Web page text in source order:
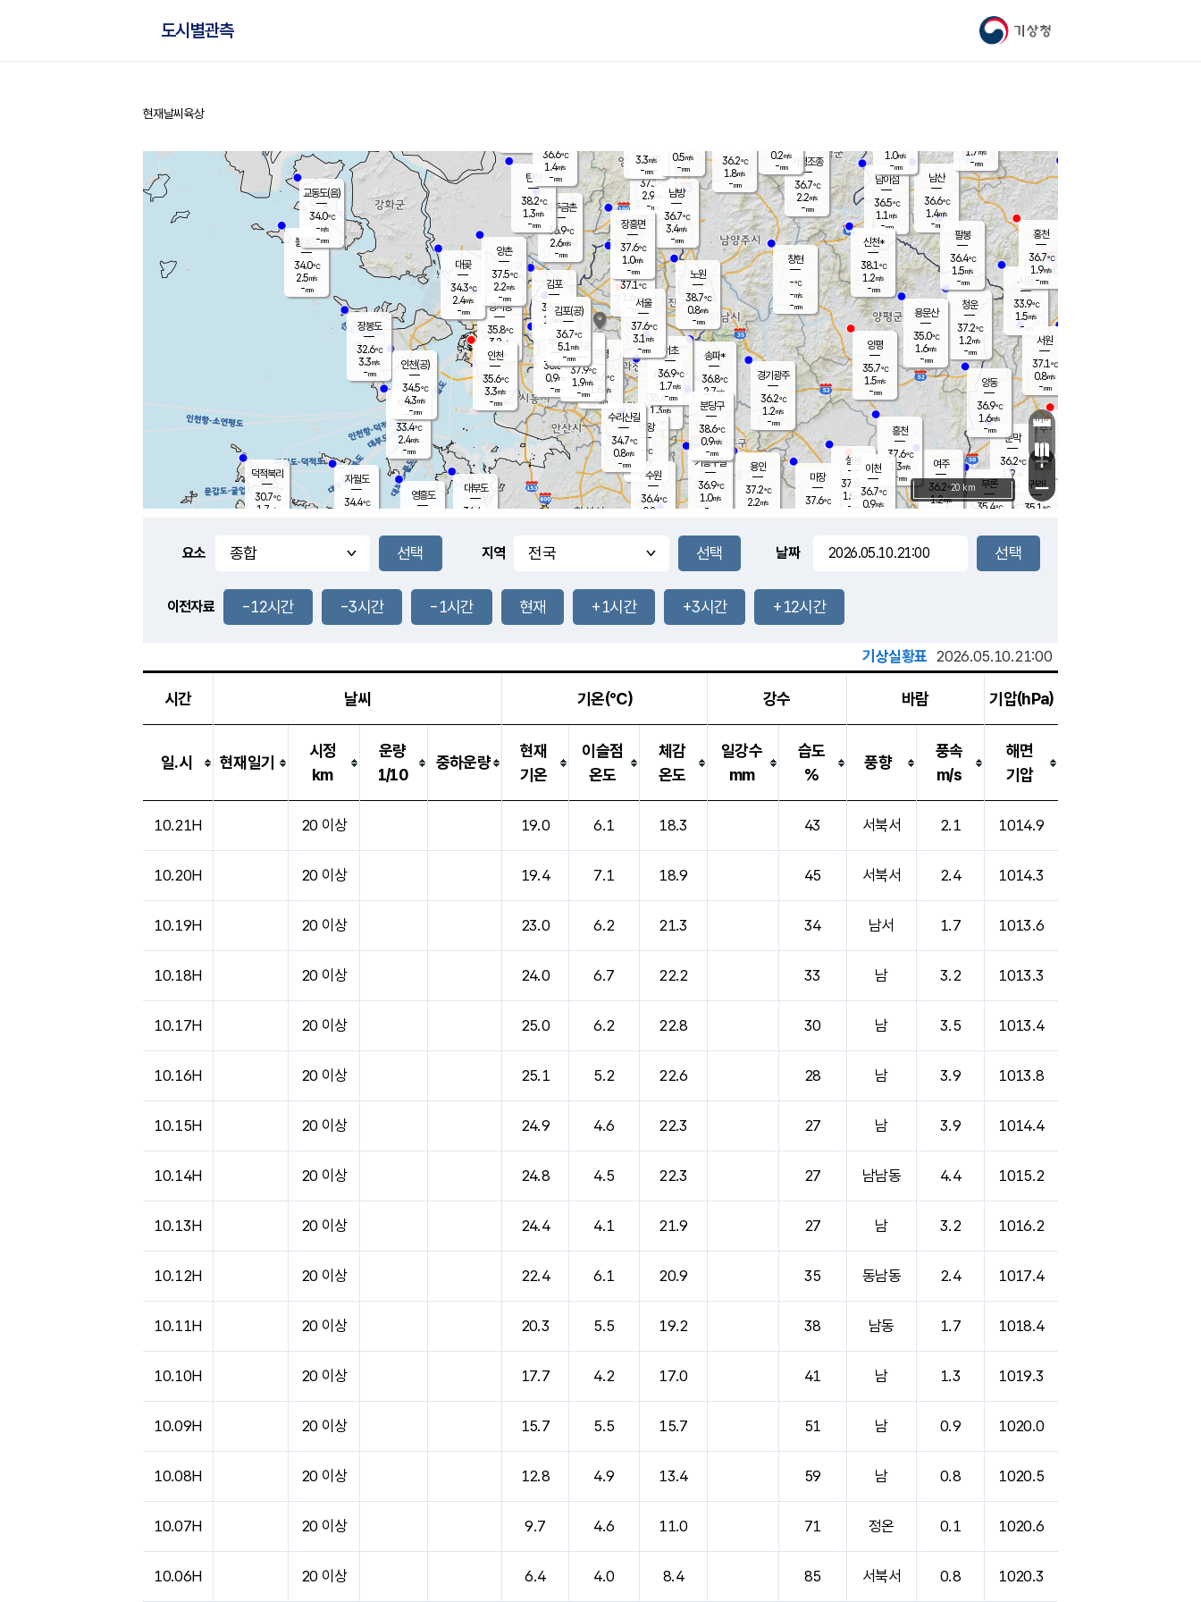
기상청
도시별관측
홈
현재날씨 육상
풍도
1.5m/s
문막
36.2℃
1.9m/s
mm
남이섬
36.5℃
1.1 m/s
-mm
무의도
33.4℃
2.4m/s
-mm
영흥도
볼음도
34.0℃
2.5m/s
-mm
자월도
34.4℃
양주
37.1℃
2.9
-mm
부론
35.4℃
과천
35.4℃
1.3m/s
- mm
남산
36.6℃
1.4m/s
-mm
장봉도
32.6℃
3.3m/s
-mm
-mm
청운
37.2℃
1.2m/s
-mm
팔봉
36.4℃
1.5m/s
-mm
-mm
용인
37.2℃
2.2m/s
여주
36.2℃
1.2m/s
양동
36.9℃
1.6m/s
-mm
경기광주
36.2℃
1.2m/s
-mm
장호원
1.0m/s
-mm
34.6
℃
대부도
34.4
-
경서동
35.8℃
3.2 m/s
-mm
파주금촌
36.9℃
2.6m/s
-mm
가평조종
36.7℃
2.2m/s
-mm
36.2℃
1.8m/s
-mm
대곶
34.3℃
2.4m/s
-mm
신천*
38.1℃
1.2m/s
-mm
창현
-℃
-m/s
-mm
탄현
38.2℃
1.3m/s
-mm
0.2m/s
-mm
38.4℃
1.1m/s
-mm
흥천
37.6℃
1.3m/s
-mm
마장
37.6℃
의왕
- ℃
m/s
mm
김포
36.2℃
1.4 m/s
mm
설봉
37.8
1.5 m/s
- mm
광명
36.6 ℃
1.8 m/s
-mm
부천
36.6℃
0.9m/s
-mm
-mm
양촌
37.5℃
2.2m/s
-mm
구로
37.9℃
1.9m/s
-mm
은평
37.1℃
1.6 m/s
- mm
노원
38.7℃
0.8m/s
-mm
송파*
36.8℃
2.7m/s
-mm
서초
36.9℃
1.7m/s
-mm
남방
36.7℃
3.4m/s
-mm
기흥구갈
36.9℃
1.0m/s
-
수리산길
34.7℃
0.8m/s
-mm
분당구
38.6℃
0.9m/s
-mm
장흥면
37.6℃
1.0m/s
-mm
3.3m/s
-mm
시동
33.9℃
1.5m/s
- mm
귀래
35.1 ℃
서원
37.1℃
0.8m/s
-mm
용문산
35.0℃
1.6m/s
-mm
덕적북리
30.7℃
1.7 m/s
인천(공)
34.5℃
4.3m/s
-mm
김포(공)
36.7℃
5.1 m/s
-mm
교동도(음)
34.0℃
-m/s
-mm
홍천
36.7℃
1.9m/s
-mm
이천
36.7℃
0.9m/s
양평
35.7℃
1.5m/s
-mm
수원
36.4℃
0.8 m/s
인천
35.6℃
3.3m/s
-mm
서울
37.6℃
3.1 m/s
-mm
1.7 m/s
-mm
36.6℃
1.4m/s
-mm
0.5m/s
-mm
+
−
20 km
요소 지역 날짜
이전자료 -12시간 -3시간 -1시간 현재 +1시간 +3시간 +12시간
기상실황표 2026.05.10.21:00
시간 날씨 기온(℃) 강수 바람 기압(hPa)
일.시 현재일기
시정
km
운량
1/10
중하운량
현재
기온
이슬점
온도
체감
온도
일강수
mm
습도
%
풍향
풍속
m/s
해면
기압
10.21H 20 이상 19.0 6.1 18.3 43 서북서 2.1 1014.9
10.20H 20 이상 19.4 7.1 18.9 45 서북서 2.4 1014.3
10.19H 20 이상 23.0 6.2 21.3 34 남서 1.7 1013.6
10.18H 20 이상 24.0 6.7 22.2 33 남 3.2 1013.3
10.17H 20 이상 25.0 6.2 22.8 30 남 3.5 1013.4
10.16H 20 이상 25.1 5.2 22.6 28 남 3.9 1013.8
10.15H 20 이상 24.9 4.6 22.3 27 남 3.9 1014.4
10.14H 20 이상 24.8 4.5 22.3 27 남남동 4.4 1015.2
10.13H 20 이상 24.4 4.1 21.9 27 남 3.2 1016.2
10.12H 20 이상 22.4 6.1 20.9 35 동남동 2.4 1017.4
10.11H 20 이상 20.3 5.5 19.2 38 남동 1.7 1018.4
10.10H 20 이상 17.7 4.2 17.0 41 남 1.3 1019.3
10.09H 20 이상 15.7 5.5 15.7 51 남 0.9 1020.0
10.08H 20 이상 12.8 4.9 13.4 59 남 0.8 1020.5
10.07H 20 이상 9.7 4.6 11.0 71 정온 0.1 1020.6
10.06H 20 이상 6.4 4.0 8.4 85 서북서 0.8 1020.3